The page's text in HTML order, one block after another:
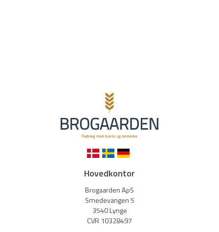
Hovedkontor
Brogaarden ApS
Smedevangen 5
3540 Lynge
CVR 10328497